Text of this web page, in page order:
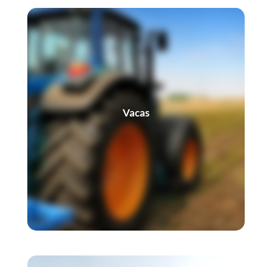
Vacas